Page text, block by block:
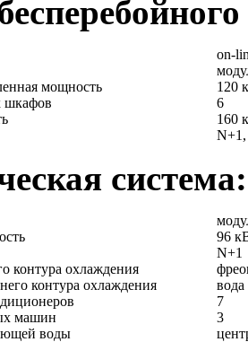
оn-
мощность
120
шкафов
6
160
N+1,
система:
96
N+1
контура охлаждения
контура охлаждения
вода
7
машин
3
воды